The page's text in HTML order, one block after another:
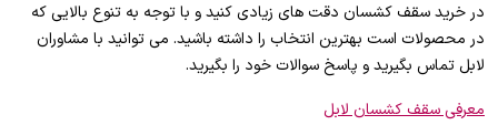
در خرید سقف کشسان دقت های زیادی کنید و با توجه به تنوع بالایی که
در محصولات است بهترین انتخاب را داشته باشید. می توانید با مشاوران
لابل تماس بگیرید و پاسخ سوالات خود را بگیرید.
معرفی سقف کشسان لابل